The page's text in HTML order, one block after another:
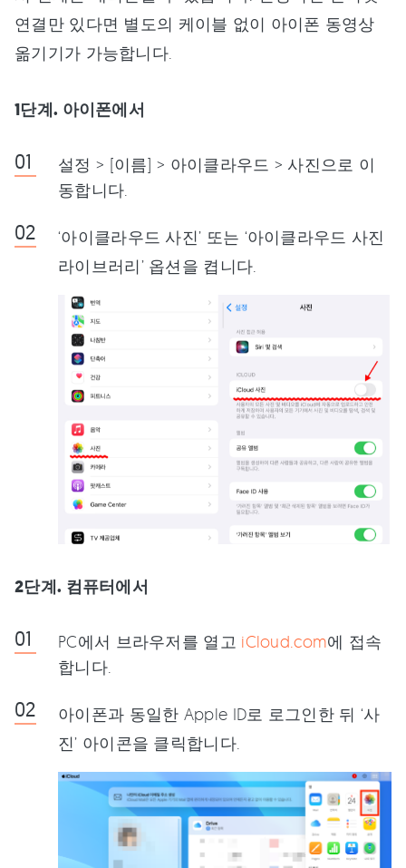
연결만 있다면 별도의 케이블 없이 아이폰 동영상
옮기기가 가능합니다.
1단계. 아이폰에서
설정 > [이름] > 아이클라우드 > 사진으로 이
동합니다.
‘아이클라우드 사진’ 또는 ‘아이클라우드 사진
라이브러리’ 옵션을 켭니다.
2단계. 컴퓨터에서
PC에서 브라우저를 열고 iCloud.com에 접속
합니다.
아이폰과 동일한 Apple ID로 로그인한 뒤 ‘사
진’ 아이콘을 클릭합니다.